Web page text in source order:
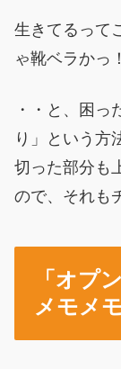
生きてるって
ゃ靴ベラかっ
・・と、困っ
り」という方
切った部分も
ので、それも
「オプ
メモメ